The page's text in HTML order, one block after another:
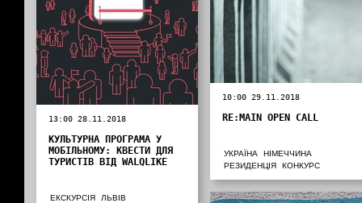
10:00 29.11.2018
RE:MAIN OPEN CALL
УКРАЇНА
НІМЕЧЧИНА
РЕЗИДЕНЦІЯ
КОНКУРС
13:00 28.11.2018
КУЛЬТУРНА ПРОГРАМА У
МОБІЛЬНОМУ: КВЕСТИ ДЛЯ
ТУРИСТІВ ВІД WALQLIKE
ЕКСКУРСІЯ
ЛЬВІВ